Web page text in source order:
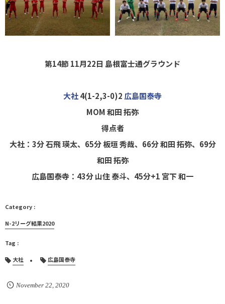
第14節 11月22日 島根富士通グラウンド
大社4(1-2,3-0)2 広島国泰寺
MOM 和田 拓弥
得点者
大社：3分 石飛 瑛太、65分 板垣 秀哉、66分 和田 拓弥、69分
和田 拓弥
広島国泰寺：43分 山住 泰斗、45分+1 宮下 和一
N-2リーグ結果2020
大社 広島国泰寺
November 22, 2020